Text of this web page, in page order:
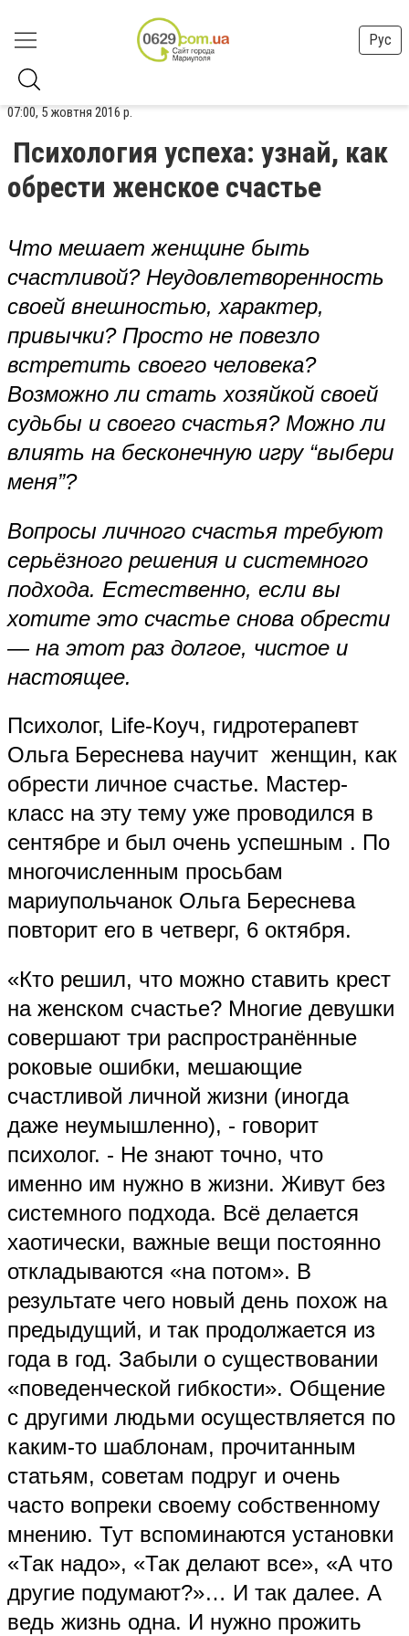
Рус
07:00, 5 жовтня 2016 р.
Психология успеха: узнай, как
обрести женское счастье
Что мешает женщине быть
счастливой? Неудовлетворенность
своей внешностью, характер,
привычки? Просто не повезло
встретить своего человека?
Возможно ли стать хозяйкой своей
судьбы и своего счастья? Можно ли
влиять на бесконечную игру “выбери
меня”?
Вопросы личного счастья требуют
серьёзного решения и системного
подхода. Естественно, если вы
хотите это счастье снова обрести
— на этот раз долгое, чистое и
настоящее.
Психолог, Life-Коуч, гидротерапевт
Ольга Береснева научит женщин, как
обрести личное счастье. Мастер-
класс на эту тему уже проводился в
сентябре и был очень успешным . По
многочисленным просьбам
мариупольчанок Ольга Береснева
повторит его в четверг, 6 октября.
«Кто решил, что можно ставить крест
на женском счастье? Многие девушки
совершают три распространённые
роковые ошибки, мешающие
счастливой личной жизни (иногда
даже неумышленно), - говорит
психолог. - Не знают точно, что
именно им нужно в жизни. Живут без
системного подхода. Всё делается
хаотически, важные вещи постоянно
откладываются «на потом». В
результате чего новый день похож на
предыдущий, и так продолжается из
года в год. Забыли о существовании
«поведенческой гибкости». Общение
с другими людьми осуществляется по
каким-то шаблонам, прочитанным
статьям, советам подруг и очень
часто вопреки своему собственному
мнению. Тут вспоминаются установки
«Так надо», «Так делают все», «А что
другие подумают?»… И так далее. А
ведь жизнь одна. И нужно прожить